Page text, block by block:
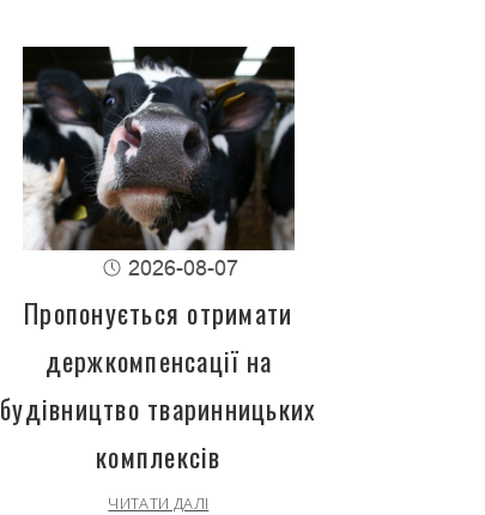
2026-08-07
Пропонується отримати
держкомпенсації на
будівництво тваринницьких
комплексів
ЧИТАТИ ДАЛІ